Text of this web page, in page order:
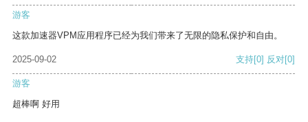
游客
这款加速器VPM应用程序已经为我们带来了无限的隐私保护和自由。
2025-09-02 支持[0] 反对[0]
游客
超棒啊 好用